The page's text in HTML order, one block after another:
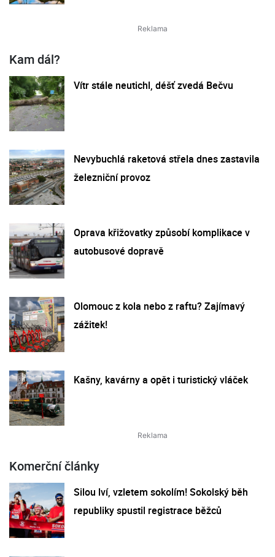
Kam dál?
Vítr stále neutichl, déšť zvedá Bečvu
Nevybuchlá raketová střela dnes zastavila
železniční provoz
Oprava křižovatky způsobí komplikace v
autobusové dopravě
Olomouc z kola nebo z raftu? Zajímavý
zážitek!
Kašny, kavárny a opět i turistický vláček
Komerční články
Silou lví, vzletem sokolím! Sokolský běh
republiky spustil registrace běžců